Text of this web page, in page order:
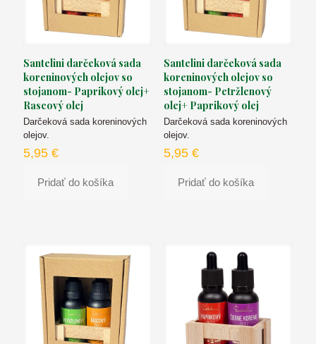
Santelini darčeková sada
koreninových olejov so
stojanom- Paprikový olej+
Rascový olej
Darčeková sada koreninových
olejov.
5,95 €
Pridať do košíka
Santelini darčeková sada
koreninových olejov so
stojanom- Petržlenový
olej+ Paprikový olej
Darčeková sada koreninových
olejov.
5,95 €
Pridať do košíka